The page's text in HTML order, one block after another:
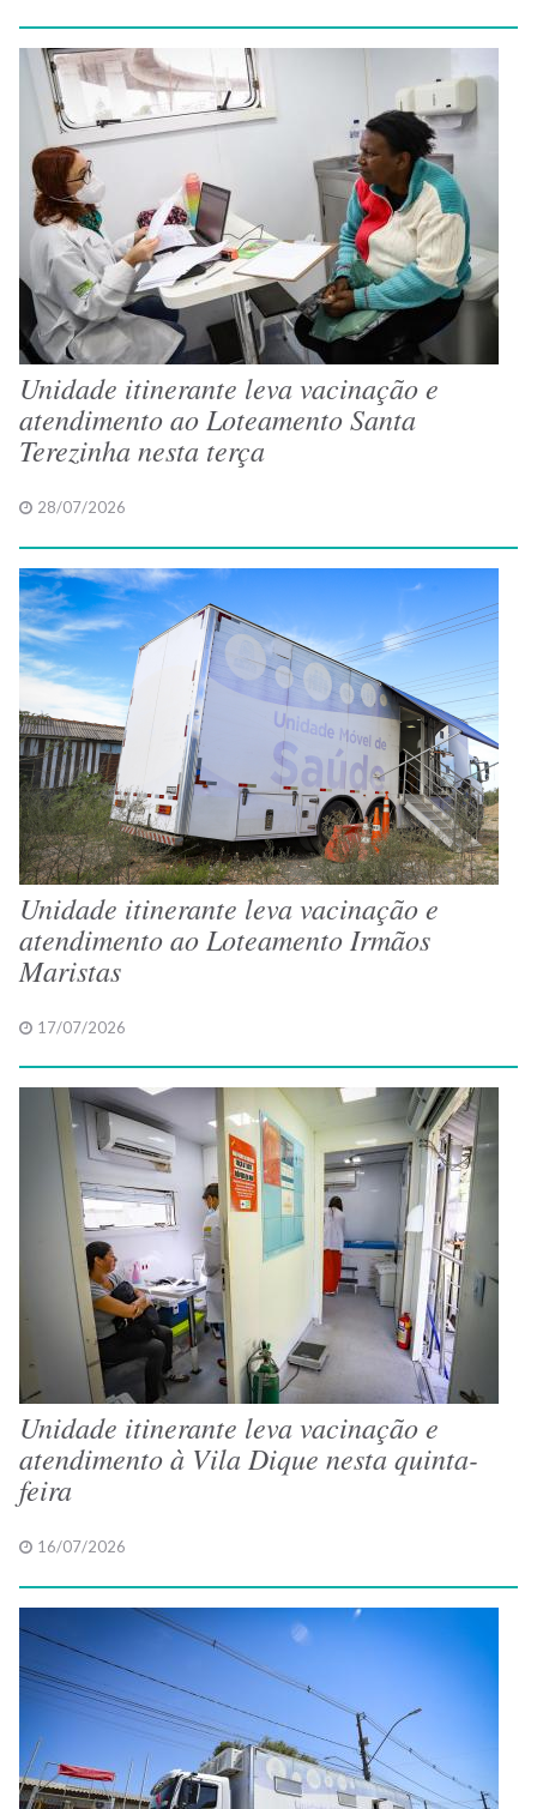
Unidade itinerante leva vacinação e
atendimento ao Loteamento Santa
Terezinha nesta terça
28/07/2026
Unidade itinerante leva vacinação e
atendimento ao Loteamento Irmãos
Maristas
17/07/2026
Unidade itinerante leva vacinação e
atendimento à Vila Dique nesta quinta-
feira
16/07/2026